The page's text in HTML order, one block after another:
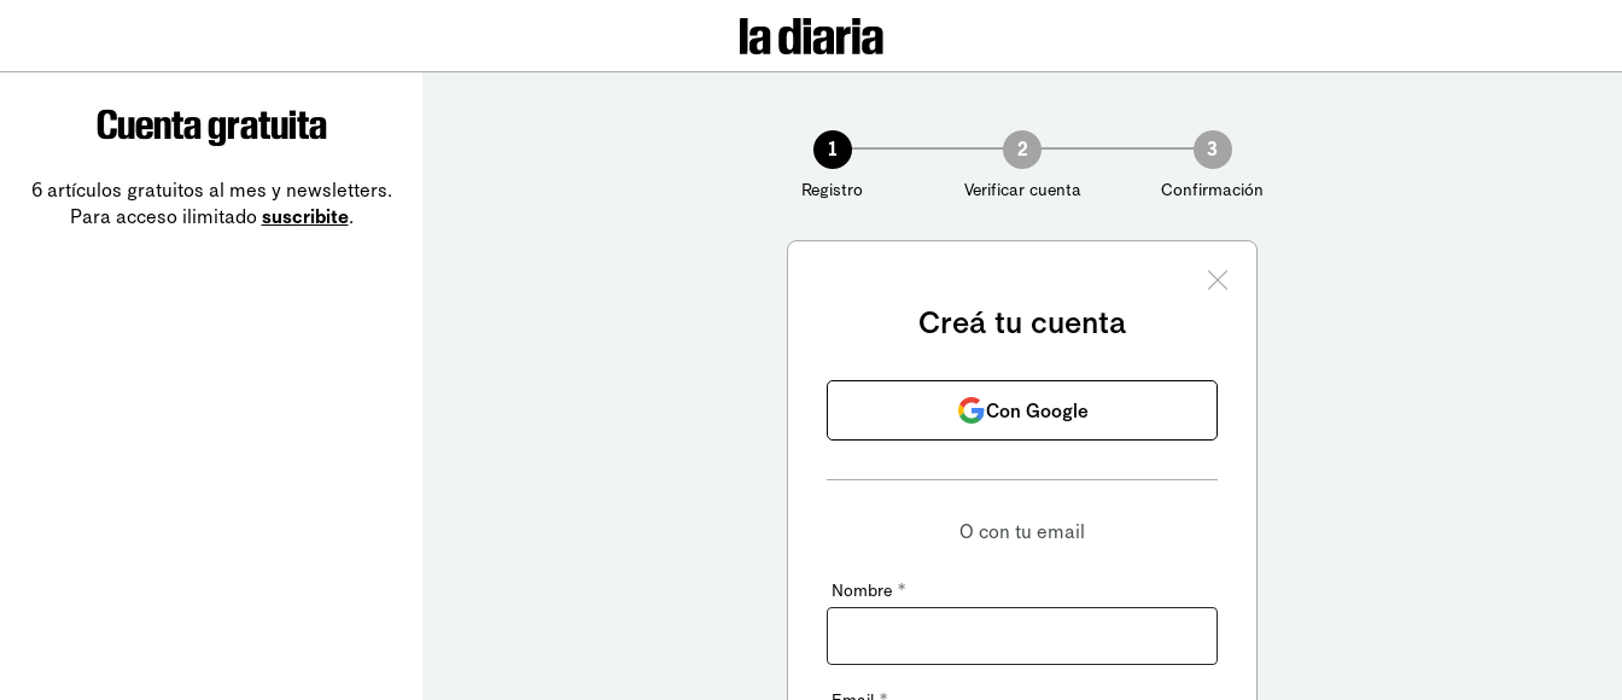
Cuenta gratuita
6 artículos gratuitos al mes y newsletters.
Para acceso ilimitado suscribite.
1
Registro
2
Verificar cuenta
3
Confirmación
Creá tu cuenta
Con Google
O con tu email
Nombre *